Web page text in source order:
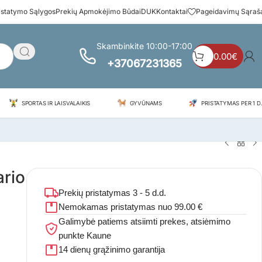
SąlygosPrekių Apmokėjimo BūdaiDUKKontaktai Pageidavimų
Skambinkite 10:00-17:00
+37067231365
0.00€
SPORTAS IR LAISVALAIKIS GYVŪNAMS PRISTATYMAS PER 1
Prekių pristatymas 3 - 5 d.d.
Nemokamas pristatymas nuo 99.00 €
Galimybė patiems atsiimti prekes, atsiėmimo
punkte Kaune
14 dienų grąžinimo garantija